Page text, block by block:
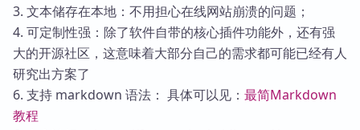
3. 文本储存在本地：不用担心在线网站崩溃的问题；
4. 可定制性强：除了软件自带的核心插件功能外，还有强
大的开源社区，这意味着大部分自己的需求都可能已经有人
研究出方案了
6. 支持 markdown 语法： 具体可以见： 最简Markdown
教程